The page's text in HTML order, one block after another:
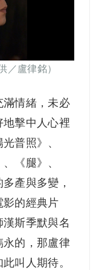
盧律銘）
滿情緒，未必
擊中人心裡
普照》、
《腿》、
產與多變，
影的經典片
斯季默與名
永的，那盧律
叫人期待。